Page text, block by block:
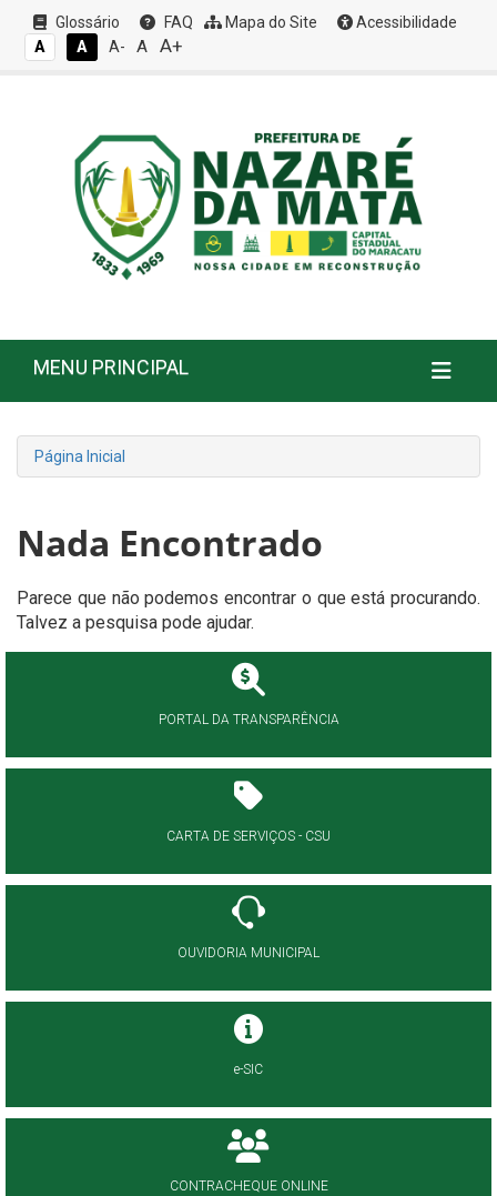
Glossário FAQ Mapa do Site
Acessibilidade
A
A A- A A+
MENU PRINCIPAL
Página Inicial
Nada Encontrado
Parece que não podemos encontrar o que está procurando.
Talvez a pesquisa pode ajudar.
PORTAL DA TRANSPARÊNCIA
CARTA DE SERVIÇOS - CSU
OUVIDORIA MUNICIPAL
e-SIC
CONTRACHEQUE ONLINE